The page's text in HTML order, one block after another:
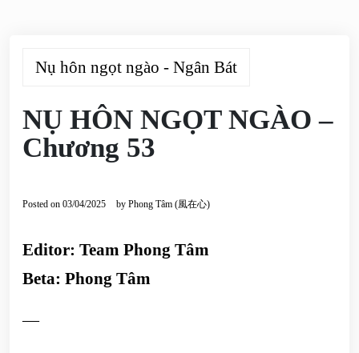
Nụ hôn ngọt ngào - Ngân Bát
NỤ HÔN NGỌT NGÀO –
Chương 53
Posted on 03/04/2025 by Phong Tâm (風在心)
Editor: Team Phong Tâm
Beta: Phong Tâm
—